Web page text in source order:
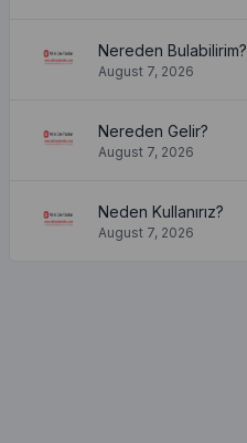
Nereden Bulabilirim?
August 7, 2026
Nereden Gelir?
August 7, 2026
Neden Kullanırız?
August 7, 2026